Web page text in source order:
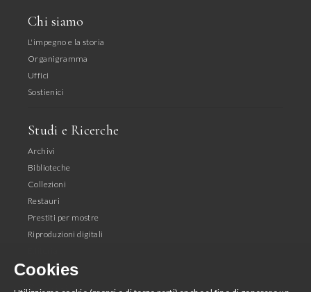
Chi siamo
L'impegno e la storia
Organigramma
Uffici
Sostienici
Studi e Ricerche
Archivi
Biblioteche
Collezioni
Restauri
Prestiti per mostre
Riproduzioni digitali
Cookies